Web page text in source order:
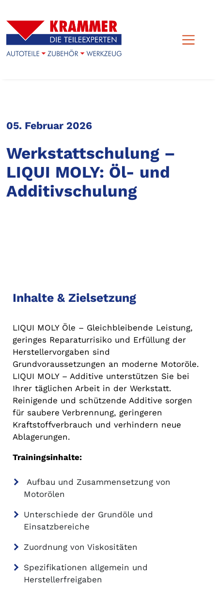
05. Februar 2026
Werkstattschulung –
LIQUI MOLY: Öl- und
Additivschulung
Inhalte & Zielsetzung
LIQUI MOLY Öle – Gleichbleibende Leistung,
geringes Reparaturrisiko und Erfüllung der
Herstellervorgaben sind
Grundvoraussetzungen an moderne Motoröle.
LIQUI MOLY – Additive unterstützen Sie bei
Ihrer täglichen Arbeit in der Werkstatt.
Reinigende und schützende Additive sorgen
für saubere Verbrennung, geringeren
Kraftstoffverbrauch und verhindern neue
Ablagerungen.
Trainingsinhalte:
Aufbau und Zusammensetzung von
Motorölen
Unterschiede der Grundöle und
Einsatzbereiche
Zuordnung von Viskositäten
Spezifikationen allgemein und
Herstellerfreigaben